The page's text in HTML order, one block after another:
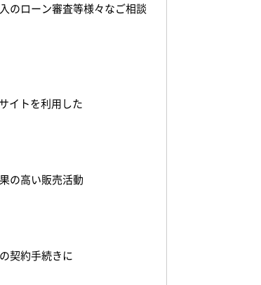
のローン審査等様々なご相談
イトを利用した
の高い販売活動
契約手続きに